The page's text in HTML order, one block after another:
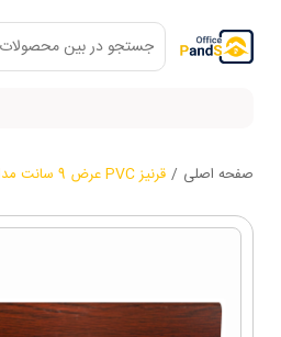
صفحه اصلی / قرنیز PVC عرض 9 سانت مدل ماهگونی